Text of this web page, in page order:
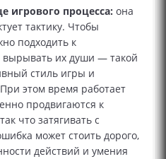
игрового процесса: она
тактику. Чтобы
подходить к
их души — такой
стиль игры и
этом время работает
продвигаются к
что затягивать с
может стоить дорого,
действий и умения